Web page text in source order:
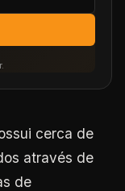
cerca de
através de
de